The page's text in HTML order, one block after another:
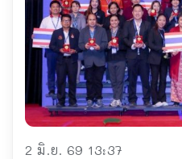
2 มิ.ย. 69 13:37